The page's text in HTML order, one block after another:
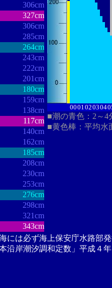
306cm
327cm
306cm
285cm
264cm
243cm
222cm
201cm
180cm
159cm
138cm
117cm
140cm
162cm
185cm
208cm
230cm
253cm
276cm
298cm
321cm
343cm
0001020304
■潮の青色：2～4
■黄色棒：平均水
は必ず海上保安庁水路部
岸潮汐調和定数」平成４